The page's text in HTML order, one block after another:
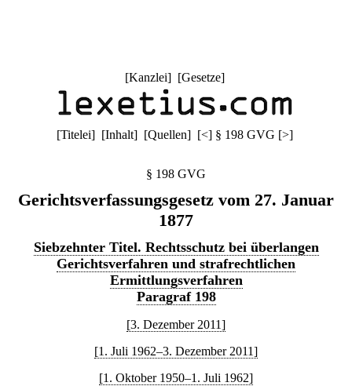
[Kanzlei] [Gesetze]
[Titelei] [Inhalt] [Quellen] [<] § 198 GVG [>]
§ 198 GVG
Gerichtsverfassungsgesetz vom 27. Januar
1877
Siebzehnter Titel. Rechtsschutz bei überlangen
Gerichtsverfahren und strafrechtlichen
Ermittlungsverfahren
Paragraf 198
[3. Dezember 2011]
[1. Juli 1962–3. Dezember 2011]
[1. Oktober 1950–1. Juli 1962]